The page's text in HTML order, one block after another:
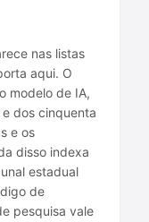
nas listas
aqui. O
modelo de IA,
dos cinquenta
e os
disso indexa
estadual
de
pesquisa vale